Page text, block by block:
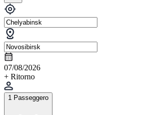
07/08/2026
+ Ritorno
1 Passeggero